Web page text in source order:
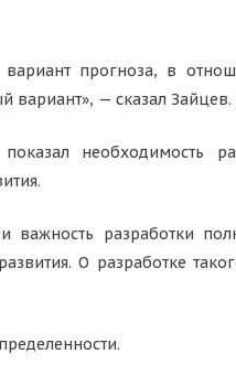
прогноза, в
вариант», — сказал Зайцев.
необходимость
разработки
О разработке